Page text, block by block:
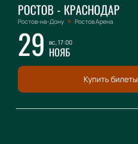
РОСТОВ - КРАСНОДАР
Ростов-на-Дону Ростов Арена
29 вс, 17:00
НОЯБ
Купить билеты